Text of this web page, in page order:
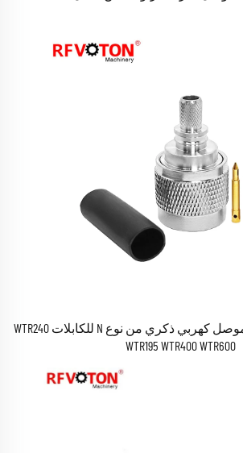
مخزونات موصل RF موصل كهربي ذكري من نوع N للكابلات WTR240
WTR195 WTR400 WTR600